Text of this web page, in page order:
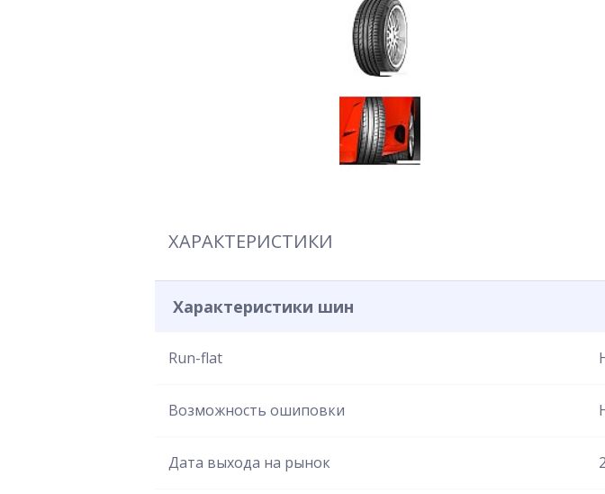
ХАРАКТЕРИСТИКИ
Характеристики шин
Run-flat
Возможность ошиповки
Дата выхода на рынок